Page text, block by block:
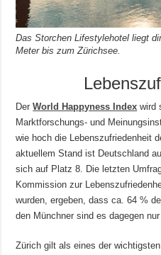
Das Storchen Lifestylehotel liegt
Meter bis zum Zürichsee.
DerWorld Happyness Index wird
Marktforschungs- und
wie hoch die Lebenszufriedenheit
aktuellem Stand ist Deutschland
sich auf Platz 8. Die letzten
Kommission zur
wurden, ergeben, dass ca. 64 %
den Münchner sind es dagegen
Zürich gilt als eines der